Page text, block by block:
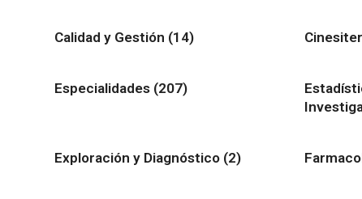
Calidad y Gestión (14)
Especialidades (207)
Exploración y Diagnóstico (2)